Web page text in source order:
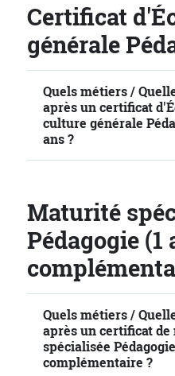
Certificat
générale
Quels métiers /
après un certificat
culture générale
ans ?
Maturité
Pédagogie (1
Quels métiers /
après un certificat
spécialisée
complémentaire ?